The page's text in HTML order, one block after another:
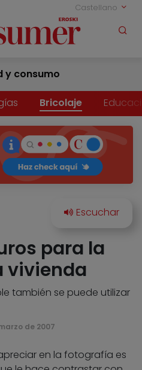
Castellano
y consumo
Bricolaje
para la
vivienda
también se puede utilizar
de 2007
en la fotografía es